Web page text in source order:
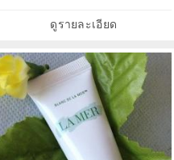
ดูรายละเอียด